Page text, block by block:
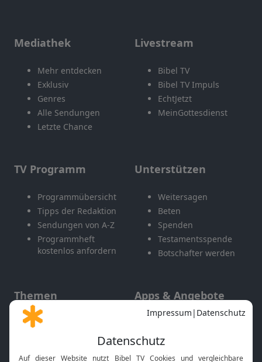
Mediathek
Mehr entdecken
Exklusiv
Genres
Alle Sendungen
Letzte Chance
Livestream
Bibel TV
Bibel TV Impuls
EchtJetzt
MeinGottesdienst
TV Programm
Programmübersicht
Tipps der Redaktion
Sendungen von A-Z
Programmheft
kostenlos anfordern
Unterstützen
Weitersagen
Beten
Spenden
Testamentsspende
Botschafter werden
Themen
Gott und Bibel erklärt
Apps & Angebote
Mobile App